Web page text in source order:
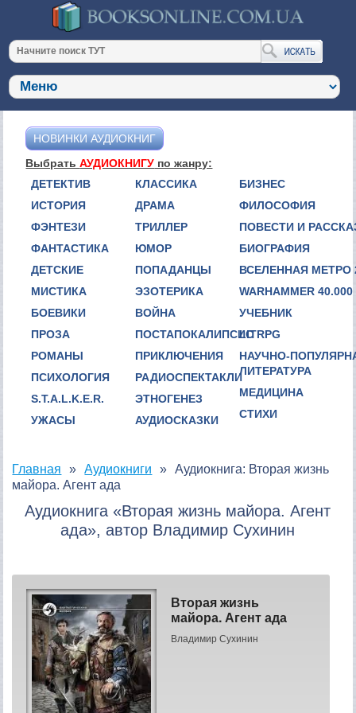
НОВИНКИ АУДИОКНИГ
ВыбратьАУДИОКНИГУ по жанру:
ДЕТЕКТИВ
ИСТОРИЯ
ФЭНТЕЗИ
ФАНТАСТИКА
ДЕТСКИЕ
МИСТИКА
БОЕВИКИ
ПРОЗА
РОМАНЫ
ПСИХОЛОГИЯ
S.T.A.L.K.E.R.
УЖАСЫ
КЛАССИКА
ДРАМА
ТРИЛЛЕР
ЮМОР
ПОПАДАНЦЫ
ЭЗОТЕРИКА
ВОЙНА
ПОСТАПОКАЛИПСИС
ПРИКЛЮЧЕНИЯ
РАДИОСПЕКТАКЛИ
ЭТНОГЕНЕЗ
АУДИОСКАЗКИ
БИЗНЕС
ФИЛОСОФИЯ
ПОВЕСТИ И
БИОГРАФИЯ
ВСЕЛЕННАЯ МЕТРО
WARHAMMER 40.000
УЧЕБНИК
LITRPG
НАУЧНО-
ЛИТЕРАТУРА
МЕДИЦИНА
СТИХИ
Главная Аудиокниги
Аудиокнига: Вторая жизнь
майора. Агент ада
Аудиокнига «Вторая жизнь майора. Агент
ада», автор Владимир Сухинин
Вторая жизнь
майора. Агент ада
Владимир Сухинин